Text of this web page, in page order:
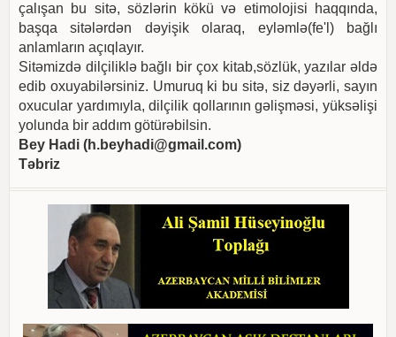
çalışan bu sitə, sözlərin kökü və etimolojisi haqqında,
başqa sitələrdən dəyişik olaraq, eyləmlə(fe'l) bağlı
anlamların açıqlayır.
Sitəmizdə dilçiliklə bağlı bir çox kitab,sözlük, yazılar əldə
edib oxuyabilərsiniz. Umuruq ki bu sitə, siz dəyərli, sayın
oxucular yardımıyla, dilçilik qollarının gəlişməsi, yüksəlişi
yolunda bir addım götürəbilsin.
Bey Hadi (h.beyhadi@gmail.com)
Təbriz